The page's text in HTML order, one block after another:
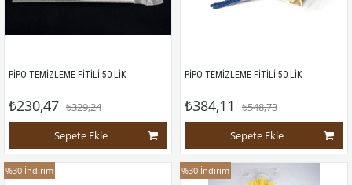
PİPO TEMİZLEME FİTİLİ 50 LİK
₺230,47 ₺329,24
Sepete Ekle
PİPO TEMİZLEME FİTİLİ 50 LİK
₺384,11
₺548,73
Sepete Ekle
%30 İndirim %30 İndirim